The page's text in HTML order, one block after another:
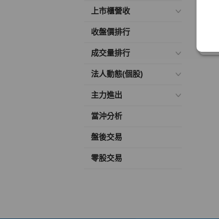
上市櫃營收
收盤價排行
成交量排行
法人動態(個股)
主力進出
當沖分析
盤後交易
零股交易